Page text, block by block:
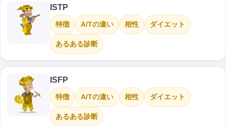
ISTP
特徴 A/Tの違い 相性 ダイエット
あるある診断
ISFP
特徴 A/Tの違い 相性 ダイエット
あるある診断